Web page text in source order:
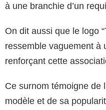
à une branchie d’un
On dit aussi que le logo
ressemble vaguement à
renforçant cette
Ce surnom témoigne de
modèle et de sa